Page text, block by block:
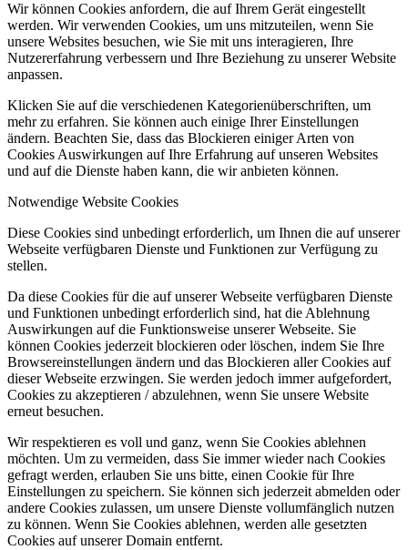
Wir können Cookies anfordern, die auf Ihrem Gerät eingestellt
werden. Wir verwenden Cookies, um uns mitzuteilen, wenn Sie
unsere Websites besuchen, wie Sie mit uns interagieren, Ihre
Nutzererfahrung verbessern und Ihre Beziehung zu unserer Website
anpassen.
Klicken Sie auf die verschiedenen Kategorienüberschriften, um
mehr zu erfahren. Sie können auch einige Ihrer Einstellungen
ändern. Beachten Sie, dass das Blockieren einiger Arten von
Cookies Auswirkungen auf Ihre Erfahrung auf unseren Websites
und auf die Dienste haben kann, die wir anbieten können.
Notwendige Website Cookies
Diese Cookies sind unbedingt erforderlich, um Ihnen die auf unserer
Webseite verfügbaren Dienste und Funktionen zur Verfügung zu
stellen.
Da diese Cookies für die auf unserer Webseite verfügbaren Dienste
und Funktionen unbedingt erforderlich sind, hat die Ablehnung
Auswirkungen auf die Funktionsweise unserer Webseite. Sie
können Cookies jederzeit blockieren oder löschen, indem Sie Ihre
Browsereinstellungen ändern und das Blockieren aller Cookies auf
dieser Webseite erzwingen. Sie werden jedoch immer aufgefordert,
Cookies zu akzeptieren / abzulehnen, wenn Sie unsere Website
erneut besuchen.
Wir respektieren es voll und ganz, wenn Sie Cookies ablehnen
möchten. Um zu vermeiden, dass Sie immer wieder nach Cookies
gefragt werden, erlauben Sie uns bitte, einen Cookie für Ihre
Einstellungen zu speichern. Sie können sich jederzeit abmelden oder
andere Cookies zulassen, um unsere Dienste vollumfänglich nutzen
zu können. Wenn Sie Cookies ablehnen, werden alle gesetzten
Cookies auf unserer Domain entfernt.